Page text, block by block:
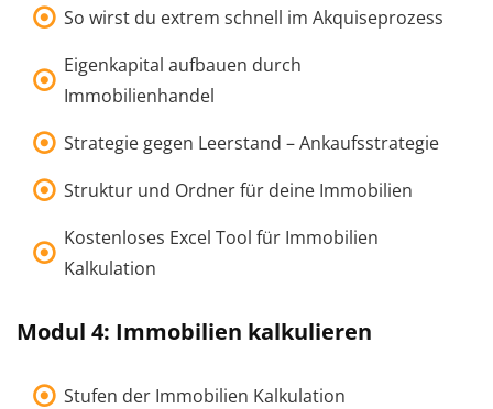
So wirst du extrem schnell im Akquiseprozess
Eigenkapital aufbauen durch
Immobilienhandel
Strategie gegen Leerstand – Ankaufsstrategie
Struktur und Ordner für deine Immobilien
Kostenloses Excel Tool für Immobilien
Kalkulation
Modul 4: Immobilien kalkulieren
Stufen der Immobilien Kalkulation